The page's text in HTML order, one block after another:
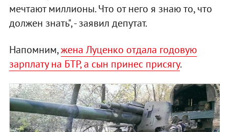
мечтают миллионы. Что от него я знаю то, что
должен знать", - заявил депутат.
Напомним,жена Луценко отдала годовую
зарплату на БТР, а сын принес присягу.